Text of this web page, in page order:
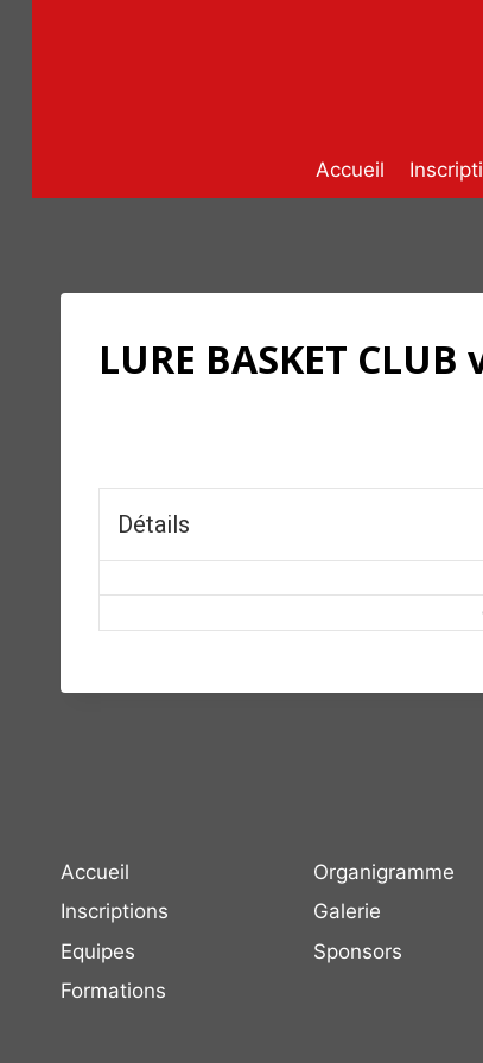
Accueil
LURE BASKET
Détails
Accueil
Inscriptions
Equipes
Formations
Organigramme
Galerie
Sponsors